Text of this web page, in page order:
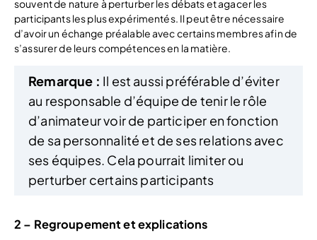
souvent de nature à perturber les débats et agacer les
participants les plus expérimentés. Il peut être nécessaire
d’avoir un échange préalable avec certains membres afin de
s’assurer de leurs compétences en la matière.
Remarque : Il est aussi préférable d’éviter
au responsable d’équipe de tenir le rôle
d’animateur voir de participer en fonction
de sa personnalité et de ses relations avec
ses équipes. Cela pourrait limiter ou
perturber certains participants
2 – Regroupement et explications